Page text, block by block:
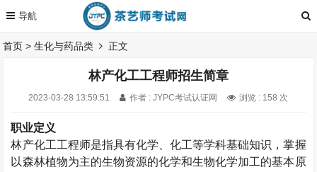
首页 >生化与药品类 正文
林产化工工程师招生简章
2023-03-28 13:59:51 作者 : JYPC考试认证网 浏览 : 158 次
职业定义
林产化工工程师是指具有化学、化工等学科基础知识，掌握
以森林植物为主的生物资源的化学和生物化学加工的基本原